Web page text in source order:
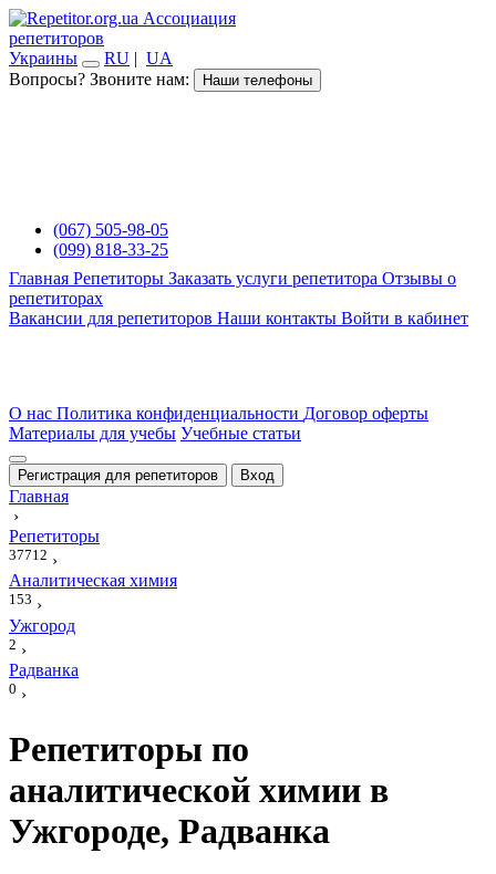
Ассоциация
репетиторов
Украины
RU | UA
Вопросы? Звоните нам:
Наши телефоны
(067) 505-98-05
(099) 818-33-25
Главная Репетиторы Заказать услуги репетитора Отзывы о
репетиторах
Вакансии для репетиторов Наши контакты Войти в кабинет
О нас Политика конфиденциальности Договор оферты
Материалы для учебы Учебные статьи
Регистрация для репетиторов Вход
Главная
›
Репетиторы
37712 ›
Аналитическая химия
153 ›
Ужгород
2 ›
Радванка
0 ›
Репетиторы по
аналитической химии в
Ужгороде, Радванка